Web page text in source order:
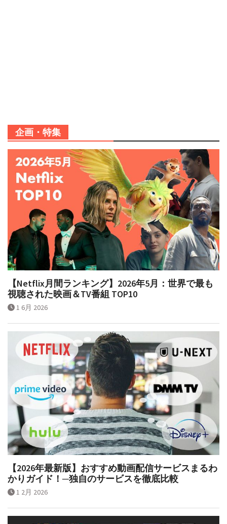
企画・特集
【Netflix月間ランキング】2026年5月：世界で最も
視聴された映画＆TV番組 TOP10
1 6月 2026
【2026年最新版】おすすめ動画配信サービスまるわ
かりガイド！─独自のサービスを徹底比較
1 2月 2026